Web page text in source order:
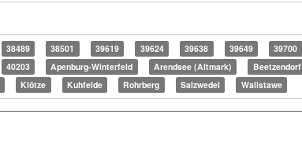
38489 38501 39619 39624 39638 39649
39700
40203 Apenburg-Winterfeld Arendsee (Altmark)
Beetzendorf
Klötze Kuhfelde Rohrberg Salzwedel Wallstawe